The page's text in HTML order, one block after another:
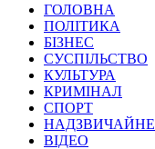
ГОЛОВНА
ПОЛІТИКА
БІЗНЕС
СУСПІЛЬСТВО
КУЛЬТУРА
КРИМІНАЛ
СПОРТ
НАДЗВИЧАЙНЕ
ВІДЕО